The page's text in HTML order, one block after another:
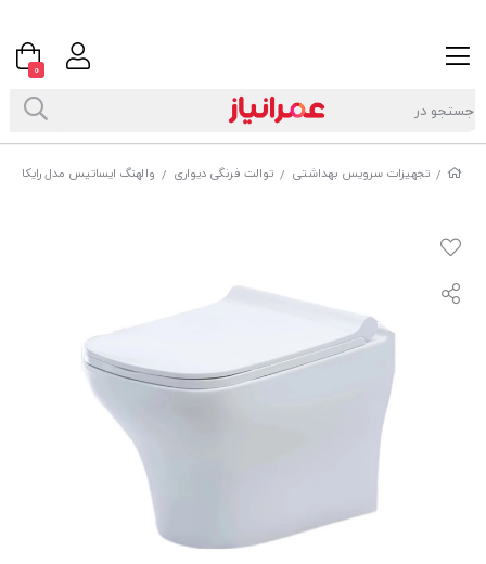
/ تجهیزات سرویس بهداشتی / توالت فرنگی دیواری / والهنگ ایساتیس مدل رایکا
0